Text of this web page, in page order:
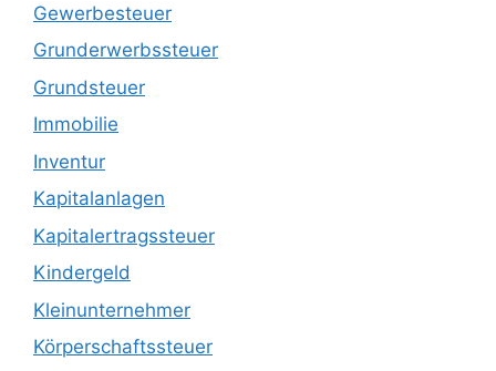
Gewerbesteuer
Grunderwerbssteuer
Grundsteuer
Immobilie
Inventur
Kapitalanlagen
Kapitalertragssteuer
Kindergeld
Kleinunternehmer
Körperschaftssteuer